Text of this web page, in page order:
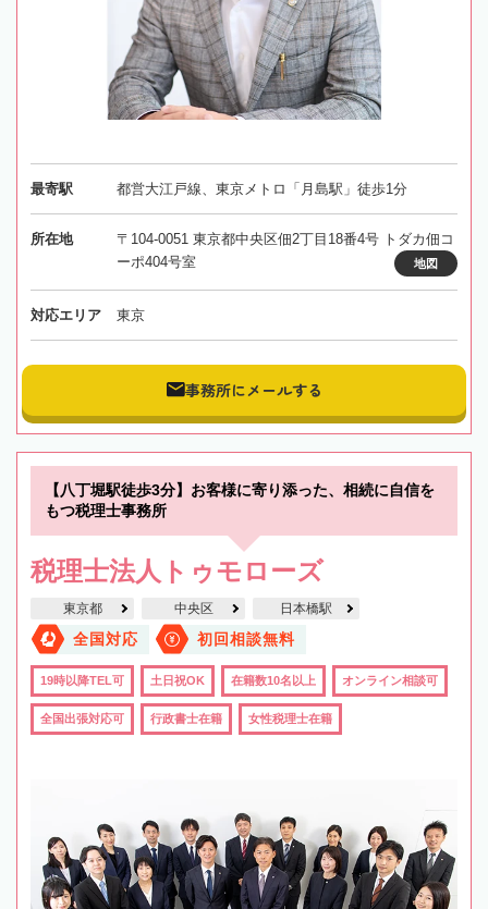
最寄駅 都営大江戸線、東京メトロ「月島駅」徒歩1分
所在地
〒104-0051 東京都中央区佃2丁目18番4号 トダカ佃コ
ーポ404号室
地図
対応エリア 東京
事務所にメールする
【八丁堀駅徒歩3分】お客様に寄り添った、相続に自信を
もつ税理士事務所
税理士法人トゥモローズ
東京都 中央区 日本橋駅
全国対応 初回相談無料
19時以降TEL可 土日祝OK 在籍数10名以上 オンライン相談可
全国出張対応可 行政書士在籍 女性税理士在籍